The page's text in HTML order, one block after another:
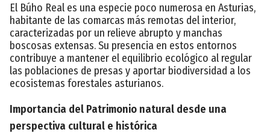
El Búho Real es una especie poco numerosa en Asturias,
habitante de las comarcas más remotas del interior,
caracterizadas por un relieve abrupto y manchas
boscosas extensas. Su presencia en estos entornos
contribuye a mantener el equilibrio ecológico al regular
las poblaciones de presas y aportar biodiversidad a los
ecosistemas forestales asturianos.
Importancia del Patrimonio natural desde una
perspectiva cultural e histórica